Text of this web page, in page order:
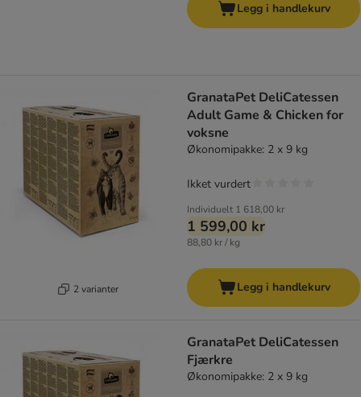
Legg i handlekurv
2 varianter
GranataPet DeliCatessen
Adult Game & Chicken for
voksne
Økonomipakke: 2 x 9 kg
Individuelt 1 618,00 kr
1 599,00 kr
88,80 kr / kg
Ikket vurdert
Legg i handlekurv
GranataPet DeliCatessen
Fjærkre
Økonomipakke: 2 x 9 kg